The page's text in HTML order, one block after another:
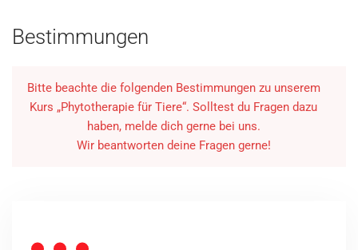
Bestimmungen
Bitte beachte die folgenden Bestimmungen zu unserem
Kurs „Phytotherapie für Tiere“. Solltest du Fragen dazu
haben, melde dich gerne bei uns.
Wir beantworten deine Fragen gerne!